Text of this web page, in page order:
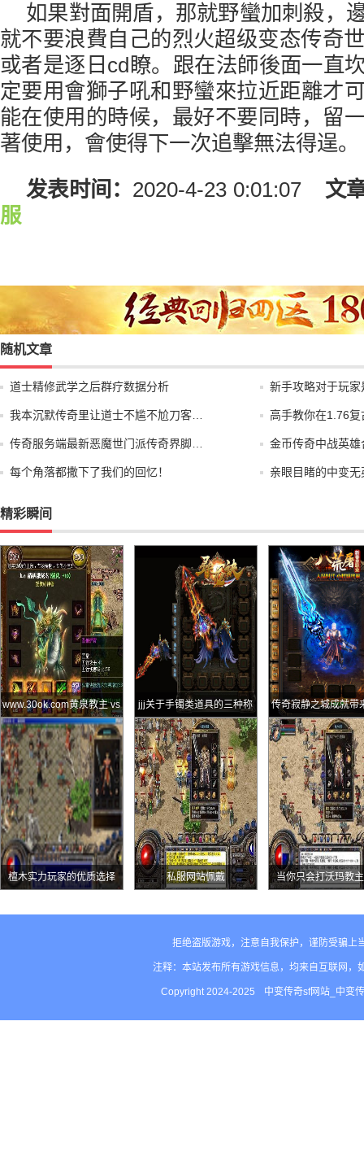
如果對面開盾，那就野蠻加刺殺，
就不要浪費自己的烈火超级变态传奇
或者是逐日cd瞭。跟在法師後面一直
定要用會獅子吼和野蠻來拉近距離才
能在使用的時候，最好不要同時，留
著使用，會使得下一次追擊無法得逞。
发表时间： 2020-4-23 0:01:07 文
服
随机文章
道士精修武学之后群疗数据分析 新手攻略对于玩
我本沉默传奇里让道士不尴不尬刀客… 高手教你在1.76
传奇服务端最新恶魔世门派传奇界脚… 金币传奇中战英
每个角落都撒下了我们的回忆！ 亲眼目睹的中变
精彩瞬间
www.30ok.com黄泉教主 vs
牛魔王谁是真正的苍月岛霸
主
jjj关于手镯类道具的三种称
呼你最喜欢哪一种
传奇寂静之城成就带
率提升
檀木实力玩家的优质选择 私服网站佩戴 当你只会打沃玛教
拒绝盗版游戏，注意自我保护，谨防受骗上
注释：本站发布所有游戏信息，均来自互联网
Copyright 2024-2025 中变传奇sf网站_中变